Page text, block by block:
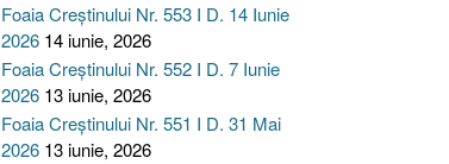
Foaia Creștinului Nr. 553 I D. 14 Iunie
2026 14 iunie, 2026
Foaia Creștinului Nr. 552 I D. 7 Iunie
2026 13 iunie, 2026
Foaia Creștinului Nr. 551 I D. 31 Mai
2026 13 iunie, 2026